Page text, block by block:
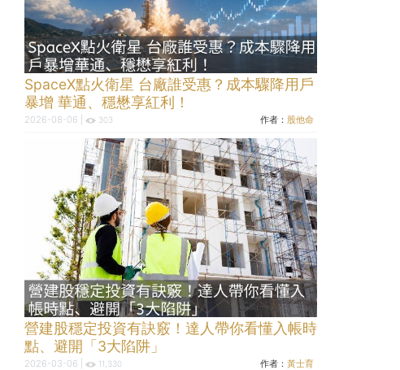
SpaceX點火衛星 台廠誰受惠？成本驟降用戶
暴增 華通、穩懋享紅利！
2026-08-06 | 303 作者： 股他命
營建股穩定投資有訣竅！達人帶你看懂入帳時
點、避開「3大陷阱」
2026-03-06 | 11,330 作者：黃士育